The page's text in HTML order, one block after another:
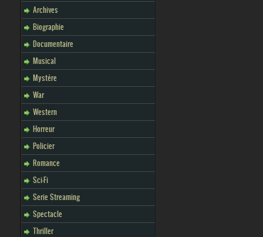
Archives
Biographie
Documentaire
Musical
Mystère
War
Western
Horreur
Policier
Romance
Sci-Fi
Serie Streaming
Spectacle
Thriller